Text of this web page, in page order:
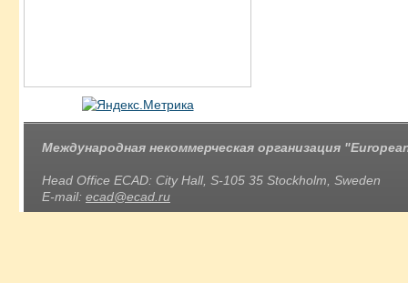
Международная некоммерческая организация
Head Office ECAD: City Hall, S-105 35 Stockholm, Sweden
E-mail: ecad@ecad.ru